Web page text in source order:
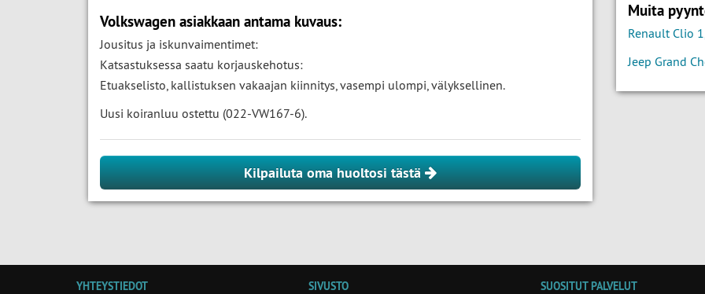
Volkswagen asiakkaan antama kuvaus:
Jousitus ja iskunvaimentimet:
Katsastuksessa saatu korjauskehotus:
Etuakselisto, kallistuksen vakaajan kiinnitys, vasempi ulompi, välyksellinen.
Uusi koiranluu ostettu (022-VW167-6).
Kilpailuta oma huoltosi tästä
Muita
Renault Clio
Jeep Grand
YHTEYSTIEDOT
SIVUSTO
SUOSITUT PALVELUT